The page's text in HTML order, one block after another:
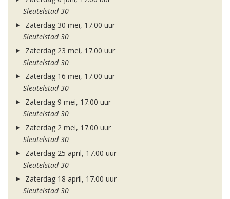
Sleutelstad 30
Zaterdag 30 mei, 17.00 uur
Sleutelstad 30
Zaterdag 23 mei, 17.00 uur
Sleutelstad 30
Zaterdag 16 mei, 17.00 uur
Sleutelstad 30
Zaterdag 9 mei, 17.00 uur
Sleutelstad 30
Zaterdag 2 mei, 17.00 uur
Sleutelstad 30
Zaterdag 25 april, 17.00 uur
Sleutelstad 30
Zaterdag 18 april, 17.00 uur
Sleutelstad 30